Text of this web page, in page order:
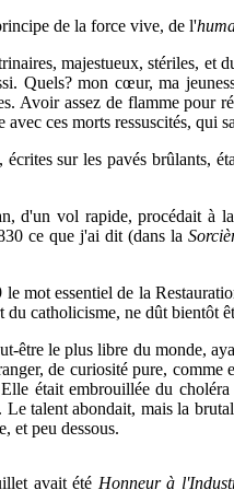
de la force vive, de l'
majestueux, stériles,
Quels? mon cœur, ma
Avoir assez de flamme pour
ces morts ressuscités, qui
écrites sur les pavés brûlants,
d'un vol rapide, procédait à
ce que j'ai dit (dans la
mot essentiel de la
catholicisme, ne dût bientôt
être le pluslibre du monde,
de curiosité pure,
était embrouillée du
Le talent abondait, mais la
et peu dessous.
avait été Honneur à